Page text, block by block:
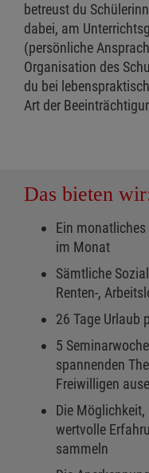
betreust du
dabei, am
(persönliche
Organisation des
du bei
Art der
Das bieten
Ein
im Monat
Sämtliche
Renten-,
26 Tage Urlaub
5
spannenden
Freiwilligen
Die
wertvolle
sammeln